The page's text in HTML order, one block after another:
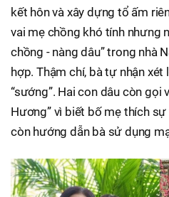
kết hôn và xây dựng tổ ấm
vai mẹ chồng khó tính nhưng
chồng - nàng dâu” trong nhà
hợp. Thậm chí, bà tự nhận
“sướng”. Hai con dâu còn gọi
Hương” vì biết bố mẹ thích
còn hướng dẫn bà sử dụng